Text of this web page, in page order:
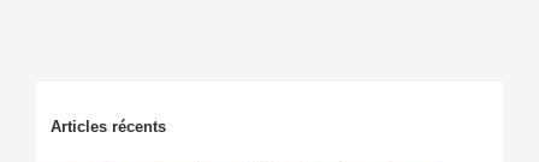
Articles récents